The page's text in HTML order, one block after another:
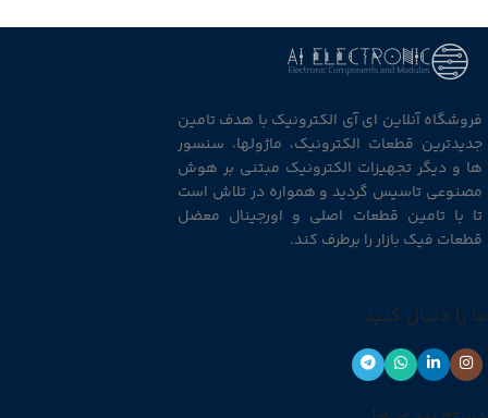
فروشگاه آنلاین ای آی الکترونیک با هدف تامین
جدیدترین قطعات الکترونیک، ماژولها، سنسور
ها و دیگر تجهیزات الکترونیک مبتنی بر هوش
مصنوعی تاسیس گردید و همواره در تلاش است
تا با تامین قطعات اصلی و اورجینال معضل
قطعات فیک بازار را برطرف کند.
ما را دنبال کنید :